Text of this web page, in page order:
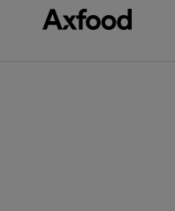
Gå direkt till innehåll